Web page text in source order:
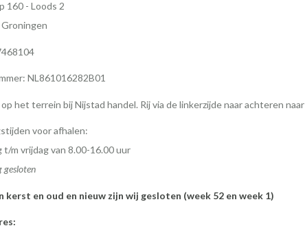
160 - Loods 2
NL861016282B01
het terrein bij Nijstad handel. Rij via de linkerzijde naar achteren
voor afhalen:
t/m vrijdag van 8.00-16.00 uur
gesloten
kerst en oud en nieuw zijn wij gesloten (week 52 en week 1)